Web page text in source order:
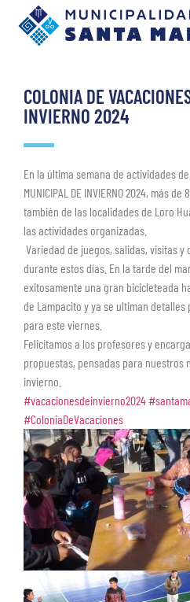
COLONIA DE
INVIERNO 2024
En la última semana de actividades de
MUNICIPAL DE INVIERNO 2024, más
también de las localidades de Loro
las actividades organizadas.
Variedad de juegos, salidas, visitas y
durante estos días. En la tarde del
exitosamente una gran bicicleteada
de Lampacito y ya se ultiman
para este viernes.
Felicitamos a los profesores y
propuestas, pensadas para nuestros
invierno.
#vacacionesdeinvierno2024
#ColoniaDeVacaciones